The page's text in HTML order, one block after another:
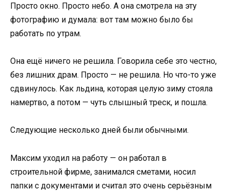
Просто окно. Просто небо. А она смотрела на эту
фотографию и думала: вот там можно было бы
работать по утрам.
Она ещё ничего не решила. Говорила себе это честно,
без лишних драм. Просто — не решила. Но что-то уже
сдвинулось. Как льдина, которая целую зиму стояла
намертво, а потом — чуть слышный треск, и пошла.
Следующие несколько дней были обычными.
Максим уходил на работу — он работал в
строительной фирме, занимался сметами, носил
папки с документами и считал это очень серьёзным